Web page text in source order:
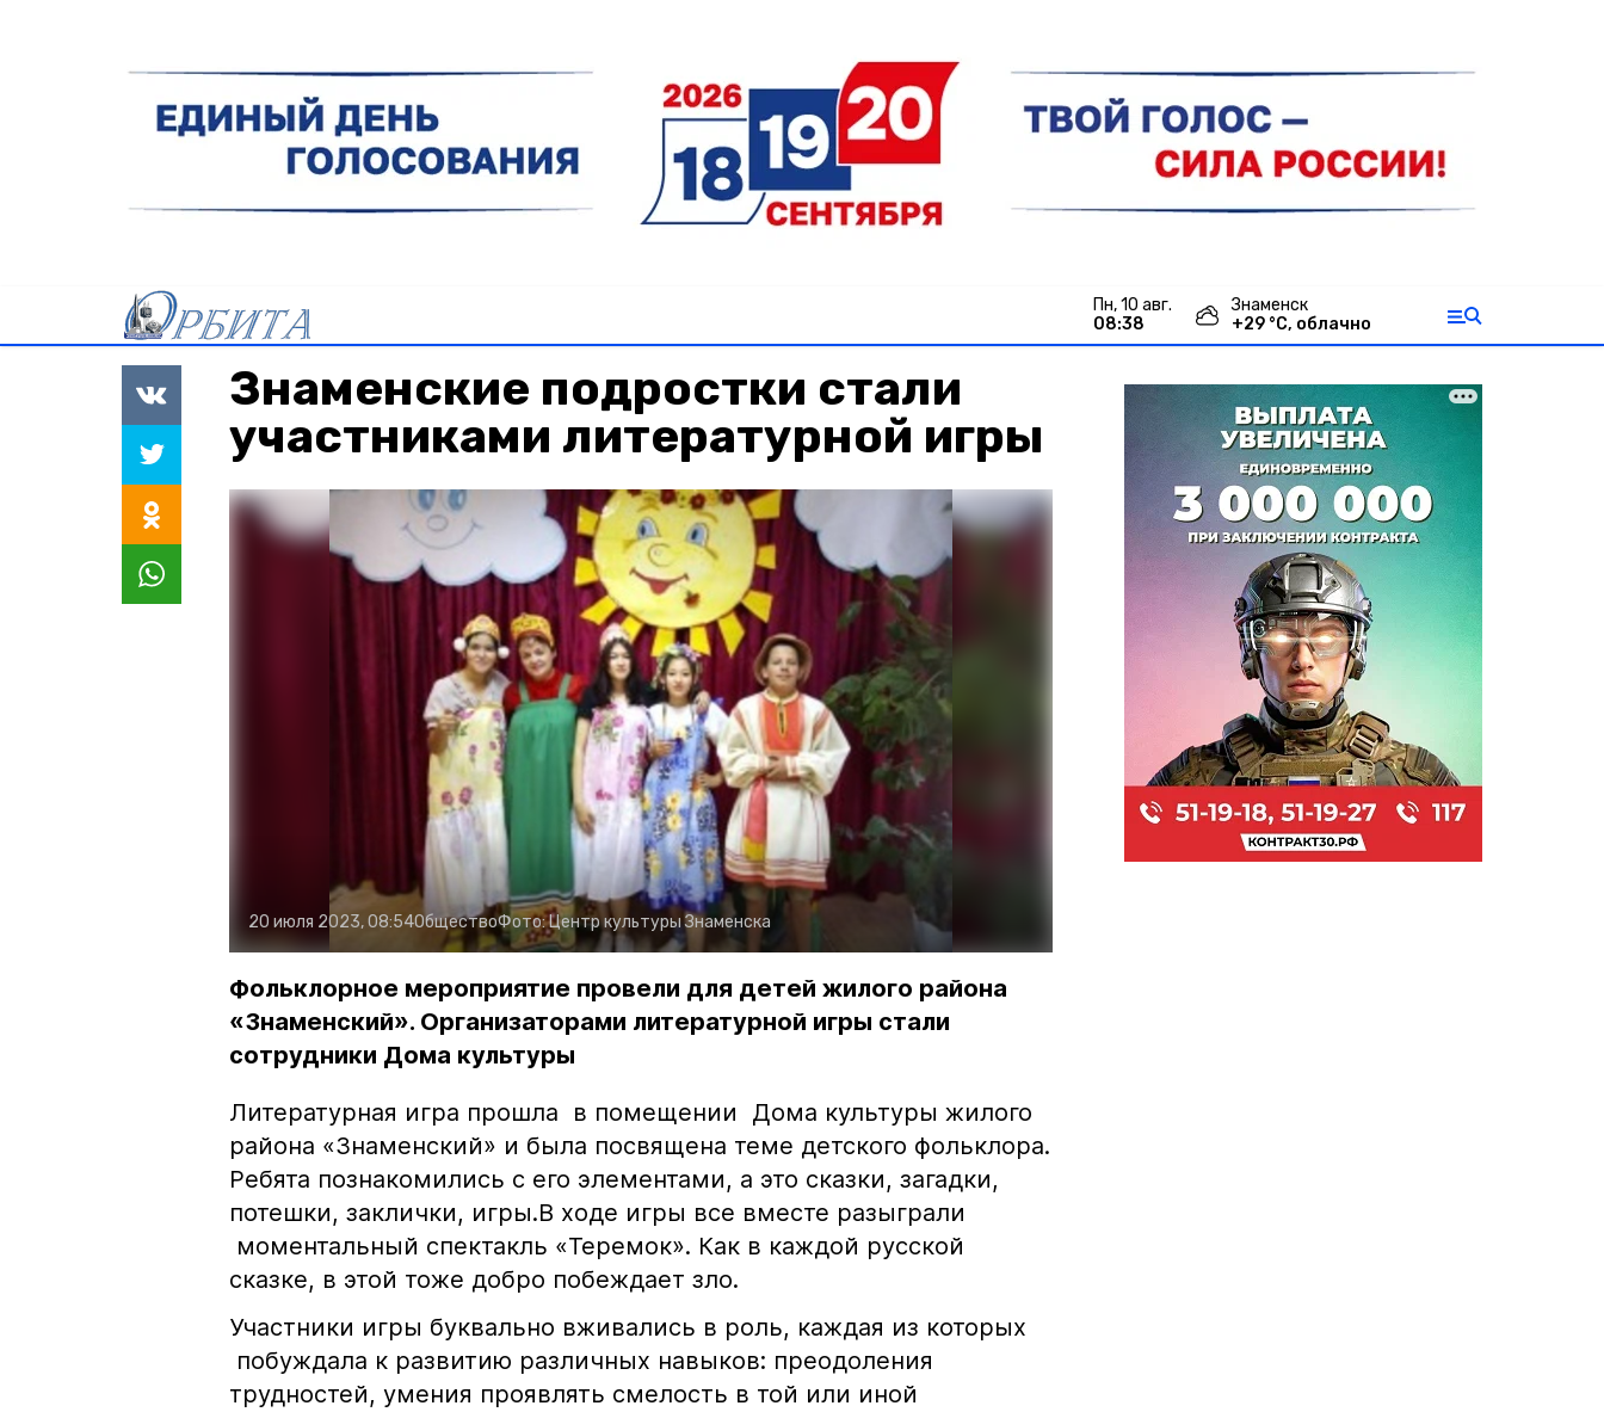
пн, 10 авг.
08:38
Знаменск
+29 °С, облачно
Знаменские подростки стали
участниками литературной игры
20 июля 2023, 08:54ОбществоФото:Центр культуры Знаменска
Фольклорное мероприятие провели для детей жилого района
«Знаменский». Организаторами литературной игры стали
сотрудники Дома культуры
Литературная игра прошла в помещении Дома культуры жилого
района «Знаменский» и была посвящена теме детского фольклора.
Ребята познакомились с его элементами, а это сказки, загадки,
потешки, заклички, игры.В ходе игры все вместе разыграли
моментальный спектакль «Теремок». Как в каждой русской
сказке, в этой тоже добро побеждает зло.
Участники игры буквально вживались в роль, каждая из которых
побуждала к развитию различных навыков: преодоления
трудностей, умения проявлять смелость в той или иной